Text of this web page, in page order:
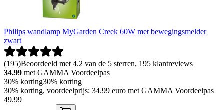
Philips wandlamp MyGarden Creek 60W met bewegingsmelder
zwart
(195)Beoordeeld met 4.2 van de 5 sterren, 195 klantreviews
34.99 met GAMMA Voordeelpas
30% korting30% korting
30% korting, voordeelprijs: 34.99 euro met GAMMA Voordeelpas
49.99